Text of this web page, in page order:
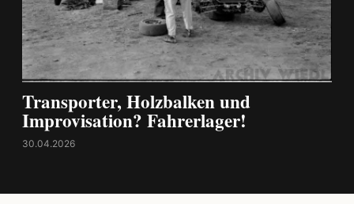
Transporter, Holzbalken und
Improvisation? Fahrerlager!
30.04.2026